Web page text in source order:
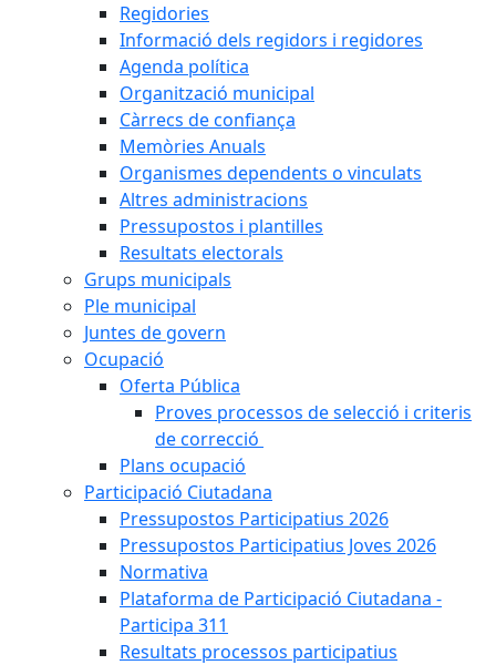
Regidories
Informació dels regidors i regidores
Agenda política
Organització municipal
Càrrecs de confiança
Memòries Anuals
Organismes dependents o vinculats
Altres administracions
Pressupostos i plantilles
Resultats electorals
Grups municipals
Ple municipal
Juntes de govern
Ocupació
Oferta Pública
Proves processos de selecció i criteris
de correcció
Plans ocupació
Participació Ciutadana
Pressupostos Participatius 2026
Pressupostos Participatius Joves 2026
Normativa
Plataforma de Participació Ciutadana -
Participa 311
Resultats processos participatius